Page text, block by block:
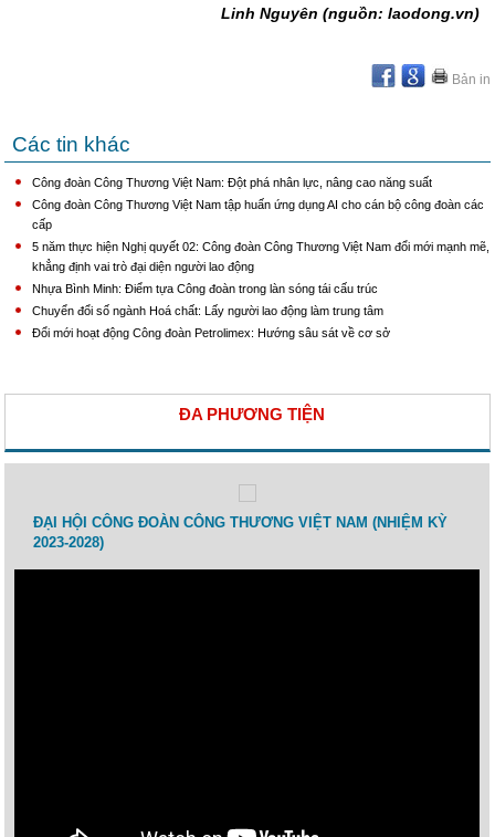
Linh Nguyên (nguồn: laodong.vn)
Bản in
Các tin khác
Công đoàn Công Thương Việt Nam: Đột phá nhân lực, nâng cao năng suất
Công đoàn Công Thương Việt Nam tập huấn ứng dụng AI cho cán bộ công đoàn các
cấp
5 năm thực hiện Nghị quyết 02: Công đoàn Công Thương Việt Nam đổi mới mạnh mẽ,
khẳng định vai trò đại diện người lao động
Nhựa Bình Minh: Điểm tựa Công đoàn trong làn sóng tái cấu trúc
Chuyển đổi số ngành Hoá chất: Lấy người lao động làm trung tâm
Đổi mới hoạt động Công đoàn Petrolimex: Hướng sâu sát về cơ sở
ĐA PHƯƠNG TIỆN
ĐẠI HỘI CÔNG ĐOÀN CÔNG THƯƠNG VIỆT NAM (NHIỆM KỲ
2023-2028)